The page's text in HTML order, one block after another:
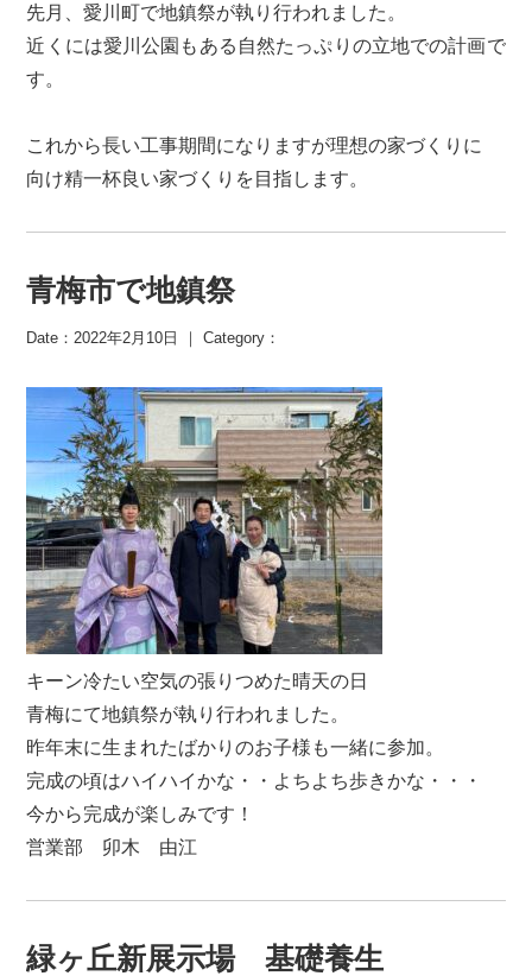
先月、愛川町で地鎮祭が執り行われました。
近くには愛川公園もある自然たっぷりの立地での計画で
す。
これから長い工事期間になりますが理想の家づくりに
向け精一杯良い家づくりを目指します。
青梅市で地鎮祭
Date：2022年2月10日 ｜ Category：
キーン冷たい空気の張りつめた晴天の日
青梅にて地鎮祭が執り行われました。
昨年末に生まれたばかりのお子様も一緒に参加。
完成の頃はハイハイかな・・よちよち歩きかな・・・
今から完成が楽しみです！
営業部 卯木 由江
緑ヶ丘新展示場 基礎養生